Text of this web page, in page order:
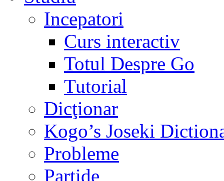
Incepatori
Curs interactiv
Totul Despre Go
Tutorial
Dicţionar
Kogo’s Joseki
Probleme
Partide